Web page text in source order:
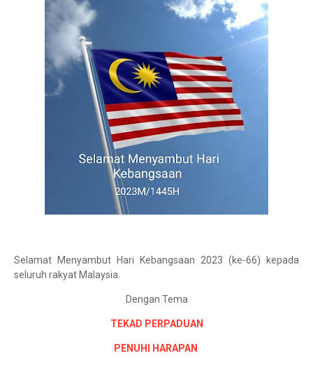
Selamat Menyambut Hari Kebangsaan 2023 (ke-66) kepada
seluruh rakyat Malaysia.
Dengan Tema
TEKAD PERPADUAN
PENUHI HARAPAN